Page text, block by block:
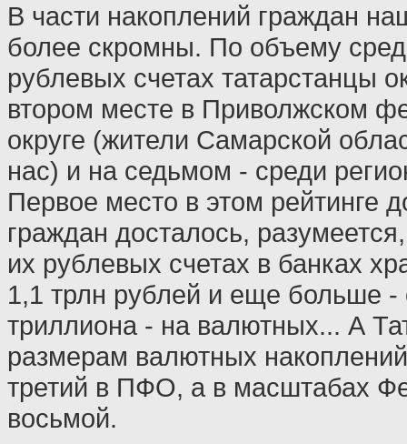
В части накоплений граждан
более скромны. По объему
рублевых счетах татарстанцы
втором месте в Приволжском
округе (жители Самарской
нас) и на седьмом - среди
Первое место в этом рейтинге
граждан досталось,
их рублевых счетах в банках
1,1 трлн рублей и еще больше -
триллиона - на валютных... А
размерам валютных
третий в ПФО, а в масштабах
восьмой.